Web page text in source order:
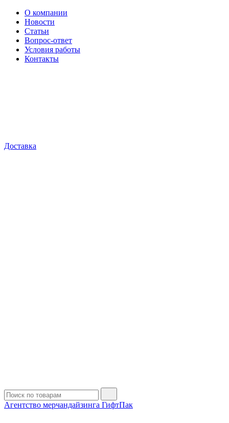
О компании
Новости
Статьи
Вопрос-ответ
Условия работы
Контакты
Доставка
Агентство мерчандайзинга ГифтПак